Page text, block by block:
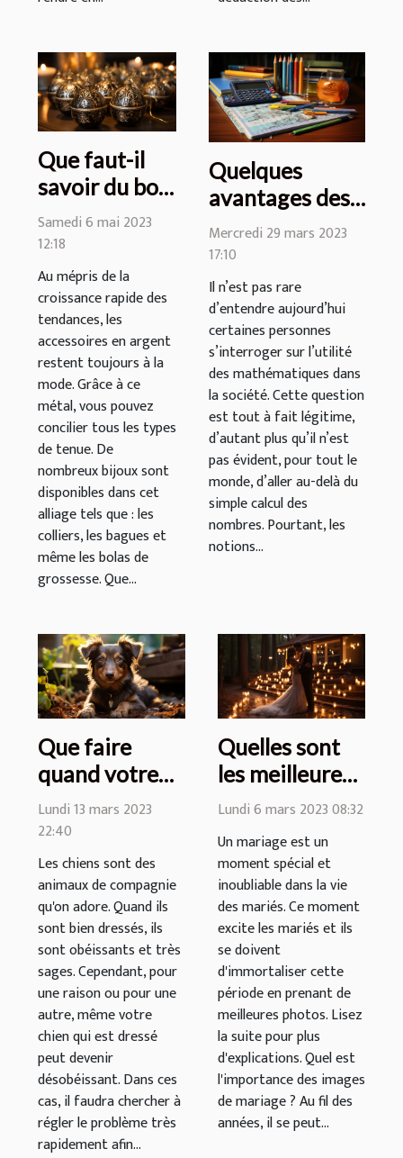
Que faut-il
savoir du bola
de grossesse
en argent ?
Samedi 6 mai 2023
12:18
Au mépris de la
croissance rapide des
tendances, les
accessoires en argent
restent toujours à la
mode. Grâce à ce
métal, vous pouvez
concilier tous les types
de tenue. De
nombreux bijoux sont
disponibles dans cet
alliage tels que : les
colliers, les bagues et
même les bolas de
grossesse. Que...
Quelques
avantages des
mathématiques
à connaître
Mercredi 29 mars 2023
17:10
Il n’est pas rare
d’entendre aujourd’hui
certaines personnes
s’interroger sur l’utilité
des mathématiques dans
la société. Cette question
est tout à fait légitime,
d’autant plus qu’il n’est
pas évident, pour tout le
monde, d’aller au-delà du
simple calcul des
nombres. Pourtant, les
notions...
Que faire
quand votre
chien ne vous
obéit plus?
Lundi 13 mars 2023
22:40
Les chiens sont des
animaux de compagnie
qu'on adore. Quand ils
sont bien dressés, ils
sont obéissants et très
sages. Cependant, pour
une raison ou pour une
autre, même votre
chien qui est dressé
peut devenir
désobéissant. Dans ces
cas, il faudra chercher à
régler le problème très
rapidement afin...
Quelles sont
les meilleures
images pour
mémorable
votre mariage
?
Lundi 6 mars 2023 08:32
Un mariage est un
moment spécial et
inoubliable dans la vie
des mariés. Ce moment
excite les mariés et ils
se doivent
d'immortaliser cette
période en prenant de
meilleures photos. Lisez
la suite pour plus
d'explications. Quel est
l'importance des images
de mariage ? Au fil des
années, il se peut...